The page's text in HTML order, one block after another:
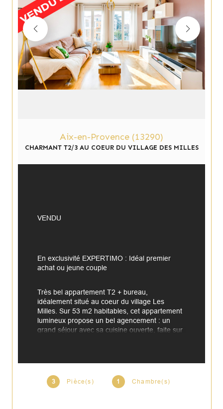
Aix-en-Provence (13290)
CHARMANT T2/3 AU COEUR DU VILLAGE DES MILLES
3 Pièce(s) 1 Chambre(s)
VENDU
En exclusivité EXPERTIMO : Idéal premier
achat ou jeune couple
Très bel appartement T2 + bureau,
idéalement situé au coeur du village Les
Milles. Sur 53 m2 habitables, cet appartement
lumineux propose un bel agencement : un
grand séjour avec sa cuisine ouverte, faite sur
se rajoute à l'ensemble, cet espace peut très
facilement se transformer en chambre bébé